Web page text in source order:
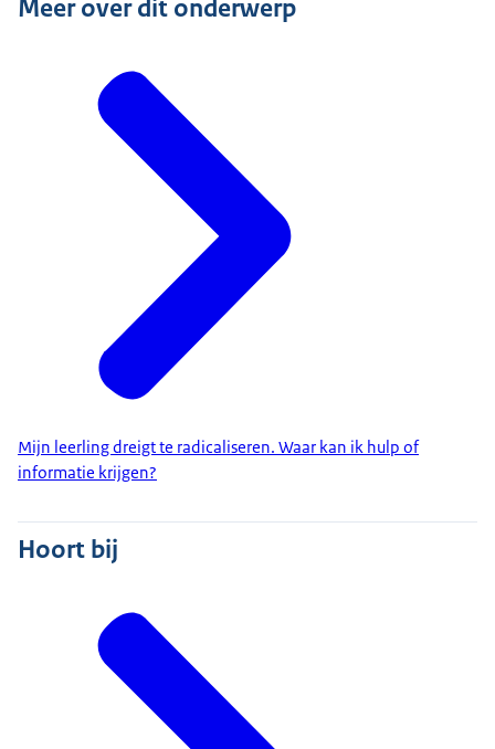
Meer over dit onderwerp
Mijn leerling dreigt te radicaliseren. Waar kan ik hulp of
informatie krijgen?
Hoort bij